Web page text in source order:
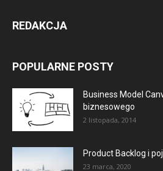
REDAKCJA
POPULARNE POSTY
Business Model
biznesowego
2 listopada, 2014
Product Backlog i
23 marca, 2020